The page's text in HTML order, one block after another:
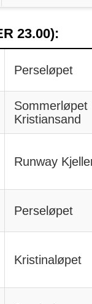
23.00):
Perseløpet
Sommerløpet
Kristiansand
Runway
Perseløpet
Kristinaløpet